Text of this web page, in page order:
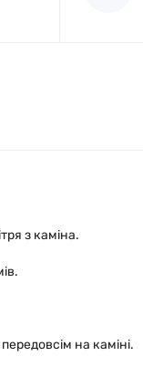
з каміна.
на каміні.